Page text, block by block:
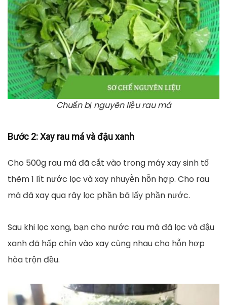
Chuẩn bị nguyên liệu rau má
Bước 2: Xay rau má và đậu xanh
Cho 500g rau má đã cắt vào trong máy xay sinh tố
thêm 1 lít nước lọc và xay nhuyễn hỗn hợp. Cho rau
má đã xay qua rây lọc phần bã lấy phần nước.
Sau khi lọc xong, bạn cho nước rau má đã lọc và đậu
xanh đã hấp chín vào xay cùng nhau cho hỗn hợp
hòa trộn đều.